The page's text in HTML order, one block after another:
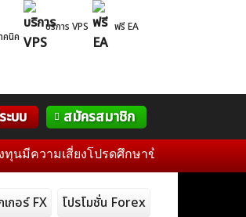
คนิค
บริการ VPS ฟรี EA
ะบบ สมัครสมาชิก
WelTrade กิจกรรม
ฟอรั่ม
ความเสี่ยงโปรดศึกษาข้อมูลก่อนการตัดสิน
เกอร์ FX
โปรโมชั่น Forex